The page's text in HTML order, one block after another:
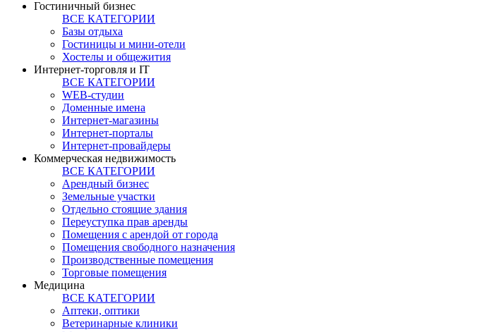
Гостиничный бизнес
ВСЕ КАТЕГОРИИ
Базы отдыха
Гостиницы и мини-отели
Хостелы и общежития
Интернет-торговля и IT
ВСЕ КАТЕГОРИИ
WEB-студии
Доменные имена
Интернет-магазины
Интернет-порталы
Интернет-провайдеры
Коммерческая недвижимость
ВСЕ КАТЕГОРИИ
Арендный бизнес
Земельные участки
Отдельно стоящие здания
Переуступка прав аренды
Помещения с арендой от города
Помещения свободного назначения
Производственные помещения
Торговые помещения
Медицина
ВСЕ КАТЕГОРИИ
Аптеки, оптики
Ветеринарные клиники